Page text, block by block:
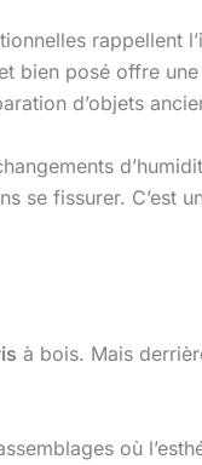
bien posé offre
d’objets
se fissurer.
à bois. Mais
où